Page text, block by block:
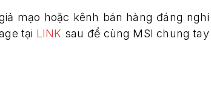
mạo hoặc kênh bán hàng đáng nghi
tại LINK sau để cùng MSI chung tay